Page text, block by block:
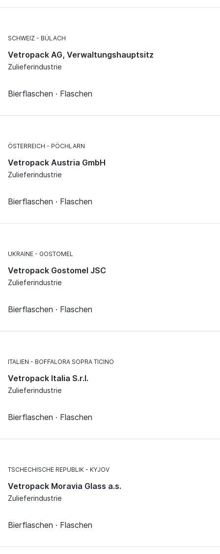
SCHWEIZ BÜLACH
Vetropack AG, Verwaltungshauptsitz
Zulieferindustrie
Bierflaschen · Flaschen
ÖSTERREICH PÖCHLARN
Vetropack Austria GmbH
Zulieferindustrie
Bierflaschen · Flaschen
UKRAINE GOSTOMEL
Vetropack Gostomel JSC
Zulieferindustrie
Bierflaschen · Flaschen
ITALIEN BOFFALORA SOPRA TICINO
Vetropack Italia S.r.l.
Zulieferindustrie
Bierflaschen · Flaschen
TSCHECHISCHE REPUBLIK KYJOV
Vetropack Moravia Glass a.s.
Zulieferindustrie
Bierflaschen · Flaschen